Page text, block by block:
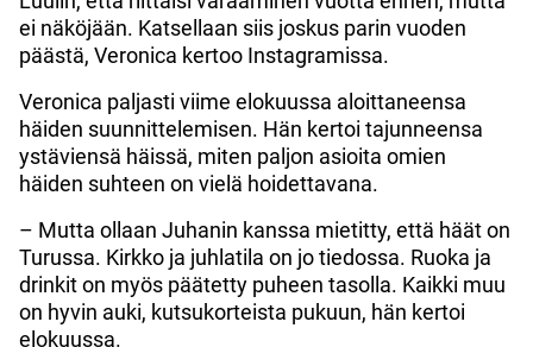
ei näköjään. Katsellaan siis joskus parin vuoden
päästä, Veronica kertoo Instagramissa.
Veronica paljasti viime elokuussa aloittaneensa
häiden suunnittelemisen. Hän kertoi tajunneensa
ystäviensä häissä, miten paljon asioita omien
häiden suhteen on vielä hoidettavana.
– Mutta ollaan Juhanin kanssa mietitty, että häät on
Turussa. Kirkko ja juhlatila on jo tiedossa. Ruoka ja
drinkit on myös päätetty puheen tasolla. Kaikki muu
on hyvin auki, kutsukorteista pukuun, hän kertoi
elokuussa.